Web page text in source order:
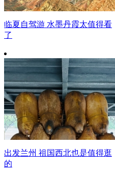
临夏自驾游 水墨丹霞太值得看
了
出发兰州 祖国西北也是值得逛
的